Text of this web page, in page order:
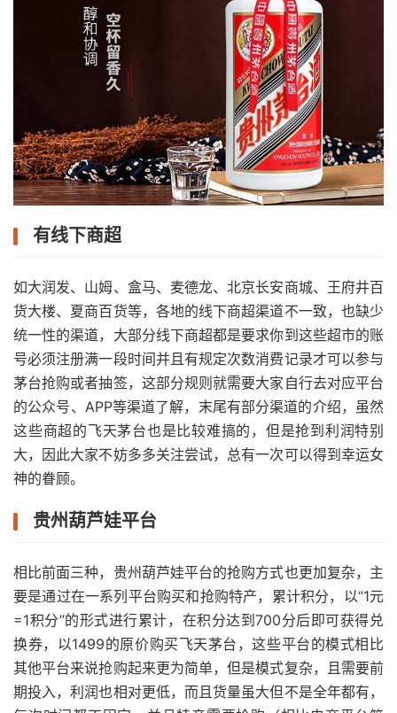
有线下商超
如大润发、山姆、盒马、麦德龙、北京长安商城、王府井百
货大楼、夏商百货等，各地的线下商超渠道不一致，也缺少
统一性的渠道，大部分线下商超都是要求你到这些超市的账
号必须注册满一段时间并且有规定次数消费记录才可以参与
茅台抢购或者抽签，这部分规则就需要大家自行去对应平台
的公众号、APP等渠道了解，末尾有部分渠道的介绍，虽然
这些商超的飞天茅台也是比较难搞的，但是抢到利润特别
大，因此大家不妨多多关注尝试，总有一次可以得到幸运女
神的眷顾。
贵州葫芦娃平台
相比前面三种，贵州葫芦娃平台的抢购方式也更加复杂，主
要是通过在一系列平台购买和抢购特产，累计积分，以“1元
=1积分”的形式进行累计，在积分达到700分后即可获得兑
换券，以1499的原价购买飞天茅台，这些平台的模式相比
其他平台来说抢购起来更为简单，但是模式复杂，且需要前
期投入，利润也相对更低，而且货量虽大但不是全年都有，